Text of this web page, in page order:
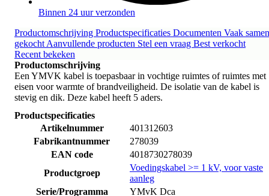
Binnen 24 uur verzonden
Productomschrijving Productspecificaties Documenten Vaak samen
gekocht Aanvullende producten Stel een vraag Best verkocht
Recent bekeken
Productomschrijving
Een YMVK kabel is toepasbaar in vochtige ruimtes of ruimtes met
eisen voor warmte of brandveiligheid. De isolatie van de kabel is
stevig en dik. Deze kabel heeft 5 aders.
Productspecificaties
Artikelnummer
401312603
Fabrikantnummer
278039
EAN code
4018730278039
Productgroep
Voedingskabel >= 1 kV, voor vaste
aanleg
Serie/Programma
YMvK Dca